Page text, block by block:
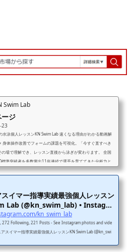
Swim Lab
ージ
23
水泳個人レッスンKN Swim Lab 速くなる理由がわかる動画解
身体操作改善でフォームの課題を可視化。「今すぐ直すべき
の場で理解でき、レッスン直後から泳ぎが変わります。 全国
標準突破者を多数輩出11年連続で選手を育ててきた分析力と
導メソッドで、結果につながる成長を実現します。 成長を止
イマー指導実績最強個人レッスン
Lab (@kn_swim_lab) • Instagr
kn_swim_lab
272 Following, 221 Posts - See Instagram photos and vide
スイマー指導実績最強個人レッスンKN Swim Lab (@kn_swi